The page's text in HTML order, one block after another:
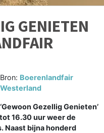
GENIETEN
Bron: Boerenlandfair
Westerland
Gezellig Genieten’
16.30 uur weer de
Naast bijna honderd